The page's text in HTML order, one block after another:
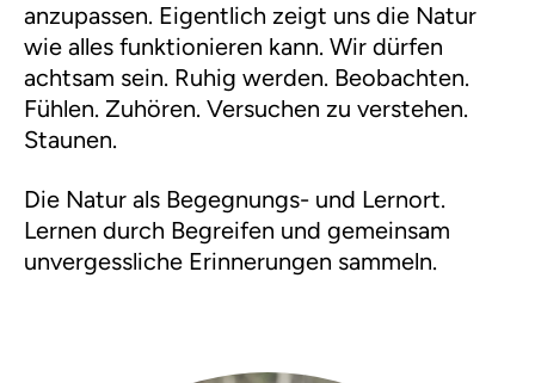
anzupassen. Eigentlich zeigt uns die Natur
wie alles funktionieren kann. Wir dürfen
achtsam sein. Ruhig werden. Beobachten.
Fühlen. Zuhören. Versuchen zu verstehen.
Staunen.
Die Natur als Begegnungs- und Lernort.
Lernen durch Begreifen und gemeinsam
unvergessliche Erinnerungen sammeln.